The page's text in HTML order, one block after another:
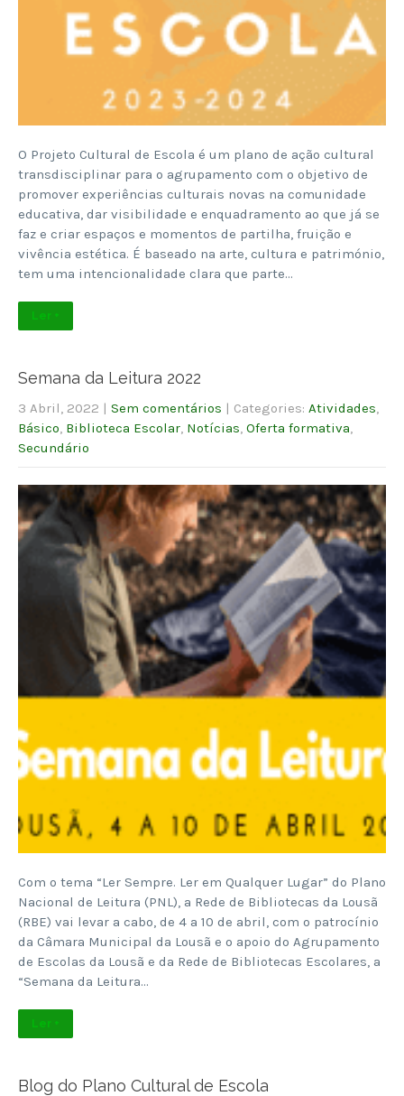
O Projeto Cultural de Escola é um plano de ação cultural
transdisciplinar para o agrupamento com o objetivo de
promover experiências culturais novas na comunidade
educativa, dar visibilidade e enquadramento ao que já se
faz e criar espaços e momentos de partilha, fruição e
vivência estética. É baseado na arte, cultura e património,
tem uma intencionalidade clara que parte…
Ler +
Semana da Leitura 2022
3 Abril, 2022 | Sem comentários | Categories: Atividades
Básico Biblioteca Escolar Notícias Oferta formativa
Secundário
Com o tema “Ler Sempre. Ler em Qualquer Lugar” do Plano
Nacional de Leitura (PNL), a Rede de Bibliotecas da Lousã
(RBE) vai levar a cabo, de 4 a 10 de abril, com o patrocínio
da Câmara Municipal da Lousã e o apoio do Agrupamento
de Escolas da Lousã e da Rede de Bibliotecas Escolares, a
“Semana da Leitura…
Ler +
Blog do Plano Cultural de Escola